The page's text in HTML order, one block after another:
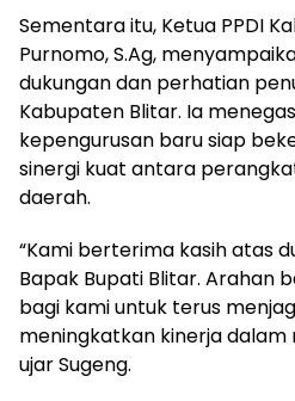
Sementara itu, Ketua PPDI
Purnomo, S.Ag,
dukungan dan perhatian
Kabupaten Blitar. Ia
kepengurusan baru siap
sinergi kuat antara
daerah.
“Kami berterima kasih atas
Bapak Bupati Blitar. Arahan
bagi kami untuk terus
meningkatkan kinerja dalam
ujar Sugeng.